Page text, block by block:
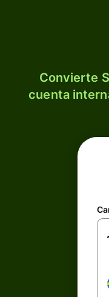
Convierte
cuenta